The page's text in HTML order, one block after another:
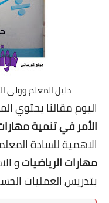
دليل المعلم وولى
اليوم مقالنا يحتوي
الأمر في تنمية
الاهمية للسادة
مهارات الرياضياتو
بتدريس العمليات